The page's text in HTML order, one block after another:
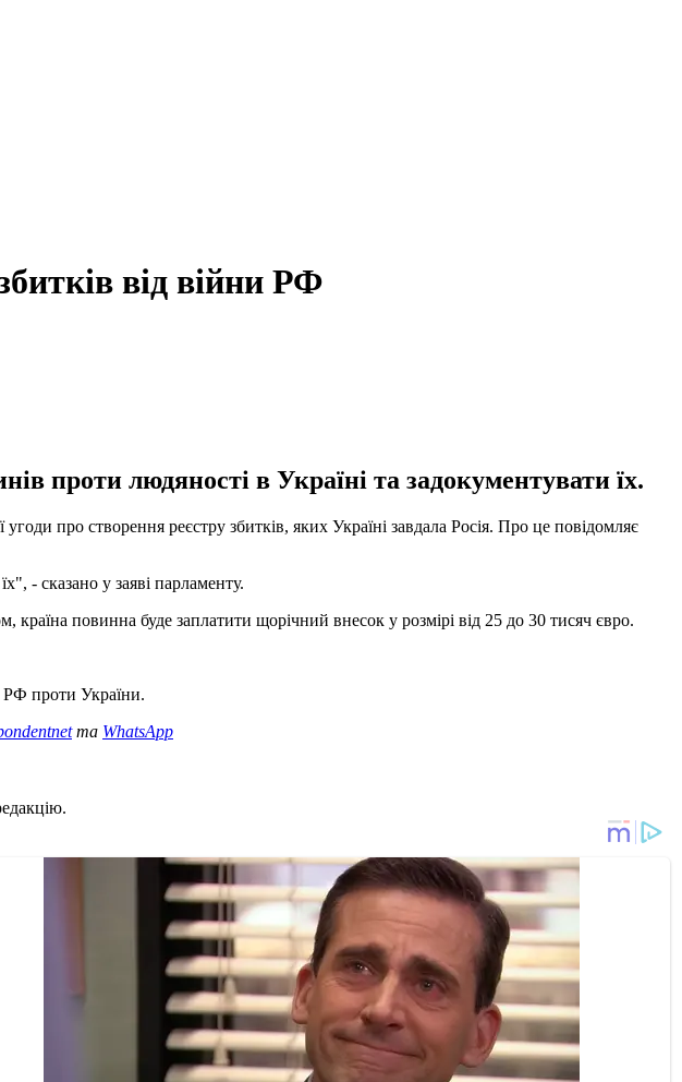
від війни РФ
проти людяності в Україні та задокументувати їх.
про створення реєстру збитків, яких Україні завдала Росія. Про це повідомляє
- сказано у заяві парламенту.
повинна буде заплатити щорічний внесок у розмірі від 25 до 30 тисяч євро.
РФ проти України.
та WhatsApp